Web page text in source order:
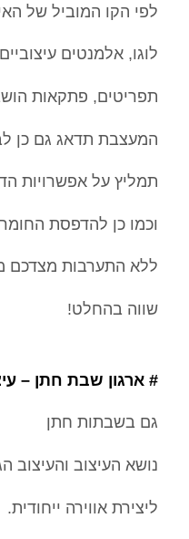
לפי הקו המוביל של
לוגו, אלמנטים
תפריטים, פתקאות
המעצבת תדאג גם כן
תמליץ על אפשרויות
וכמו כן להדפסת
ללא התערבות מצדכם
שווה בהחלט!
# ארגון שבת חתן –
גם בשבתות חתן
נושא העיצוב והעיצוב
ליצירת אווירה ייחודית.